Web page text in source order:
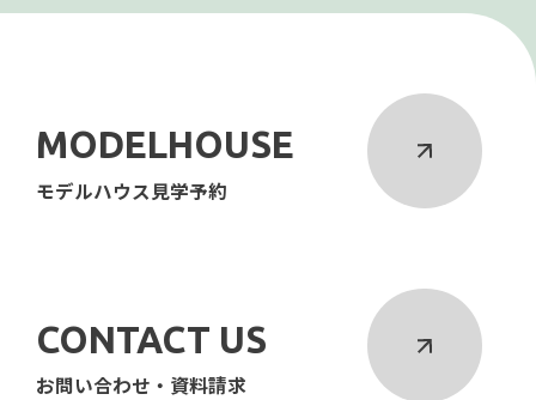
MODELHOUSE
モデルハウス見学予約
CONTACT US
お問い合わせ・資料請求